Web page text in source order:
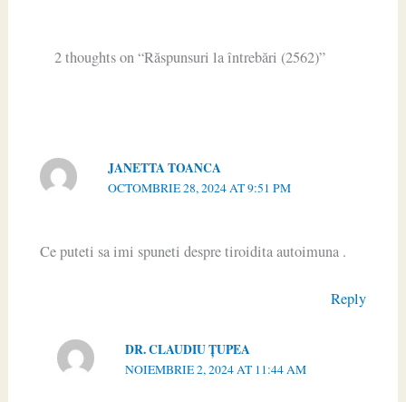
2 thoughts on “Răspunsuri la întrebări (2562)”
JANETTA TOANCA
OCTOMBRIE 28, 2024 AT 9:51 PM
Ce puteti sa imi spuneti despre tiroidita autoimuna .
Reply
DR. CLAUDIU ŢUPEA
NOIEMBRIE 2, 2024 AT 11:44 AM